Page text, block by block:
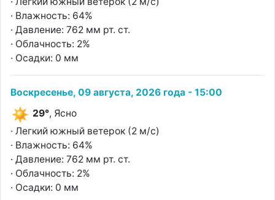
· Влажность: 64%
· Давление: 762 мм рт. ст.
· Облачность: 2%
· Осадки: 0 мм
Воскресенье, 09 августа, 2026 года - 15:00
29°, Ясно
· Легкий южный ветерок (2 м/с)
· Влажность: 64%
· Давление: 762 мм рт. ст.
· Облачность: 2%
· Осадки: 0 мм